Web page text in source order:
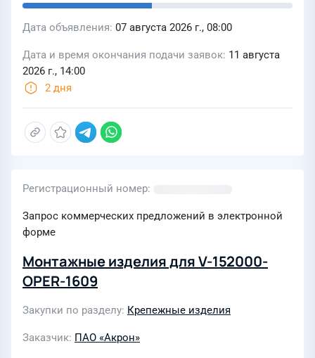
Дата объявления 07 августа 2026 г., 08:00
Дата и время окончания подачи заявок 11 августа
2026 г., 14:00
2 дня
Регистрационный номер
Запрос коммерческих предложений в электронной
форме
Монтажные изделия для V-152000-
OPER-1609
Закупки по разделу Крепежные изделия
Заказчик ПАО «Акрон»